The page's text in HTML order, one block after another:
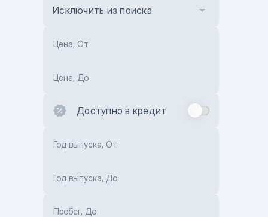
Исключить из поиска
Цена, От
Цена, До
Доступно в кредит
Год выпуска, От
Год выпуска, До
Пробег, До